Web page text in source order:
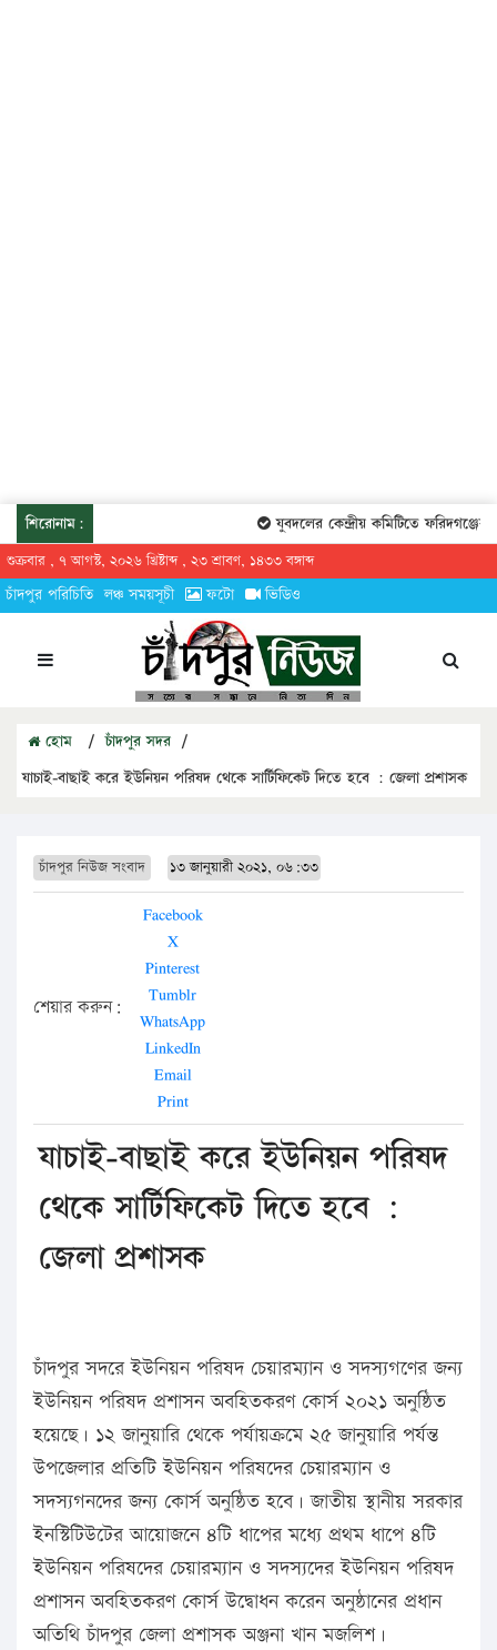
শিরোনাম: যুবদলের কেন্দ্রীয় কমিটিতে ফরিদগঞ্জের
শুক্রবার , ৭ আগস্ট, ২০২৬ খ্রিষ্টাব্দ , ২৩ শ্রাবণ, ১৪৩৩ বঙ্গাব্দ
চাঁদপুর পরিচিতি লঞ্চ সময়সূচী ফটো ভিডিও
হোম / চাঁদপুর সদর /
যাচাই-বাছাই করে ইউনিয়ন পরিষদ থেকে সার্টিফিকেট দিতে হবে : জেলা প্রশাসক
চাঁদপুর নিউজ সংবাদ ১৩ জানুয়ারী ২০২১, ০৬:৩৩
শেয়ার করুন:
Facebook
X
Pinterest
Tumblr
WhatsApp
LinkedIn
Email
Print
যাচাই-বাছাই করে ইউনিয়ন পরিষদ
থেকে সার্টিফিকেট দিতে হবে :
জেলা প্রশাসক
চাঁদপুর সদরে ইউনিয়ন পরিষদ চেয়ারম্যান ও সদস্যগণের জন্য
ইউনিয়ন পরিষদ প্রশাসন অবহিতকরণ কোর্স ২০২১ অনুষ্ঠিত
হয়েছে। ১২ জানুয়ারি থেকে পর্যায়ক্রমে ২৫ জানুয়ারি পর্যন্ত
উপজেলার প্রতিটি ইউনিয়ন পরিষদের চেয়ারম্যান ও
সদস্যগনদের জন্য কোর্স অনুষ্ঠিত হবে। জাতীয় স্থানীয় সরকার
ইনস্টিটিউটের আয়োজনে ৪টি ধাপের মধ্যে প্রথম ধাপে ৪টি
ইউনিয়ন পরিষদের চেয়ারম্যান ও সদস্যদের ইউনিয়ন পরিষদ
প্রশাসন অবহিতকরণ কোর্স উদ্বোধন করেন অনুষ্ঠানের প্রধান
অতিথি চাঁদপুর জেলা প্রশাসক অঞ্জনা খান মজলিশ।